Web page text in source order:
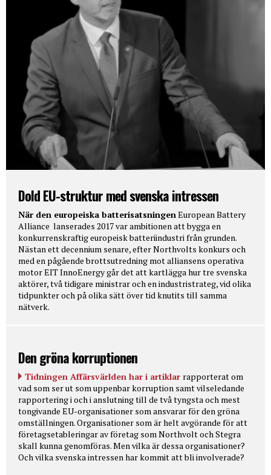
Dold EU-struktur med svenska intressen
När den europeiska batterisatsningen European Battery
Alliance lanserades 2017 var ambitionen att bygga en
konkurrenskraftig europeisk batteriindustri från grunden.
Nästan ett decennium senare, efter Northvolts konkurs och
med en pågående brottsutredning mot alliansens operativa
motor EIT InnoEnergy går det att kartlägga hur tre svenska
aktörer, två tidigare ministrar och en industristrateg, vid olika
tidpunkter och på olika sätt över tid knutits till samma
nätverk.
Den gröna korruptionen
Tidningen Affärsvärlden har i artiklar rapporterat om
vad som ser ut som uppenbar korruption samt vilseledande
rapportering i och i anslutning till de två tyngsta och mest
tongivande EU-organisationer som ansvarar för den gröna
omställningen. Organisationer som är helt avgörande för att
företagsetableringar av företag som Northvolt och Stegra
skall kunna genomföras. Men vilka är dessa organisationer?
Och vilka svenska intressen har kommit att bli involverade?